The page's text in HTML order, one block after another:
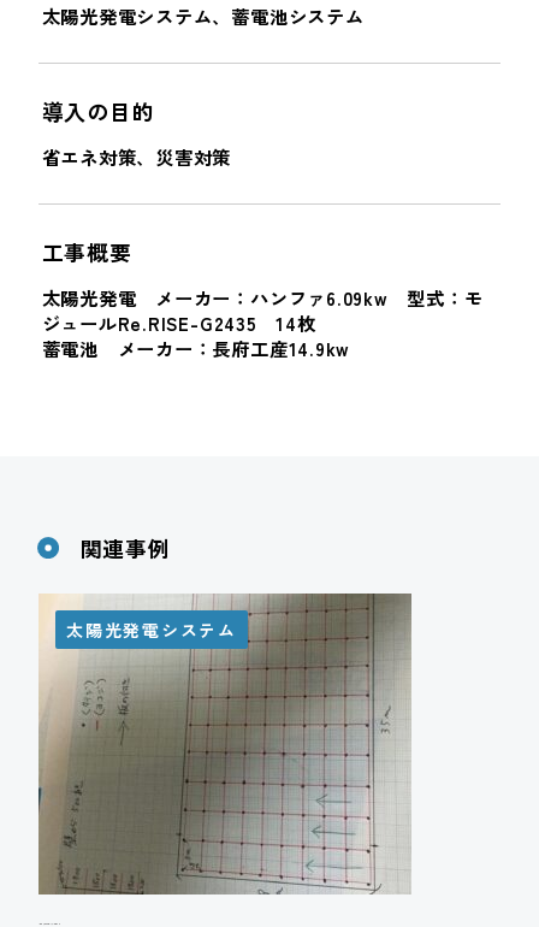
太陽光発電システム、蓄電池システム
導入の目的
省エネ対策、災害対策
工事概要
太陽光発電 メーカー：ハンファ6.09kw 型式：モ
ジュールRe.RISE-G2435 14枚
蓄電池 メーカー：長府工産14.9kw
関連事例
太陽光発電システム